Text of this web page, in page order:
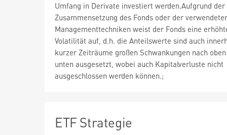
Umfang in Derivate investiert werden.Aufgrund der
Zusammensetzung des Fonds oder der
Managementtechniken weist der Fonds eine
Volatilität auf, d.h. die Anteilswerte sind auch
kurzer Zeiträume großen Schwankungen nach
unten ausgesetzt, wobei auch Kapitalverluste nicht
ausgeschlossen werden können.;
ETF Strategie